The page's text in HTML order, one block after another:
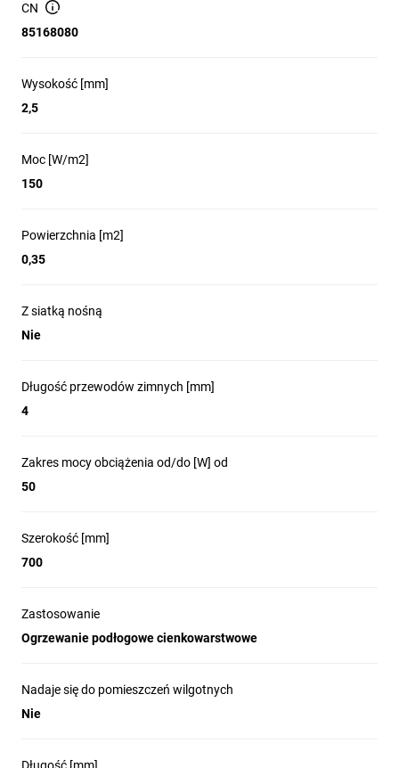
CN
85168080
Wysokość [mm]
2,5
Moc [W/m2]
150
Powierzchnia [m2]
0,35
Z siatką nośną
Nie
Długość przewodów zimnych [mm]
4
Zakres mocy obciążenia od/do [W] od
50
Szerokość [mm]
700
Zastosowanie
Ogrzewanie podłogowe cienkowarstwowe
Nadaje się do pomieszczeń wilgotnych
Nie